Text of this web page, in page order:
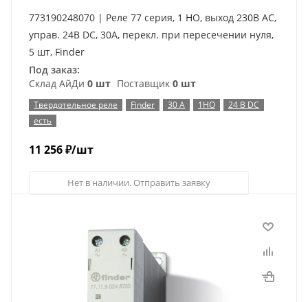
773190248070 | Реле 77 серия, 1 НО, выход 230В AC,
управ. 24В DC, 30A, перекл. при пересечении нуля,
5 шт, Finder
Под заказ:
Склад АйДи 0 шт Поставщик 0 шт
Твердотельное реле Finder 30 А 1НО
24 В DC
есть
11 256₽/шт
Нет в наличии. Отправить заявку